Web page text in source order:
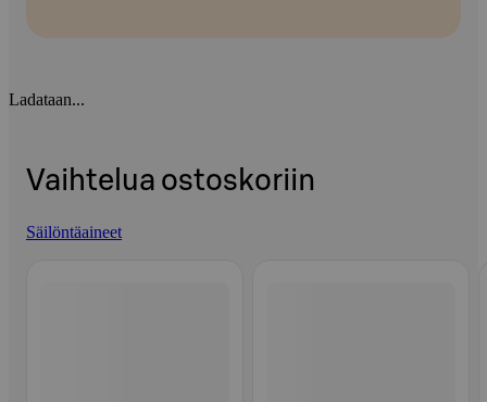
Ladataan...
Vaihtelua ostoskoriin
Säilöntäaineet